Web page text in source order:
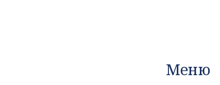
Меню